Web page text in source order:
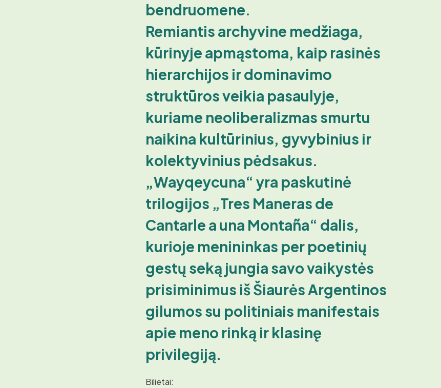
bendruomene.
Remiantis archyvine medžiaga,
kūrinyje apmąstoma, kaip rasinės
hierarchijos ir dominavimo
struktūros veikia pasaulyje,
kuriame neoliberalizmas smurtu
naikina kultūrinius, gyvybinius ir
kolektyvinius pėdsakus.
„Wayqeycuna“ yra paskutinė
trilogijos „Tres Maneras de
Cantarle a una Montaña“ dalis,
kurioje menininkas per poetinių
gestų seką jungia savo vaikystės
prisiminimus iš Šiaurės Argentinos
gilumos su politiniais manifestais
apie meno rinką ir klasinę
privilegiją.
Bilietai: